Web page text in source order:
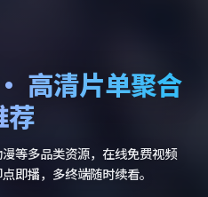
高清片单聚合
荐
等多品类资源，在线免费视频
即播，多终端随时续看。